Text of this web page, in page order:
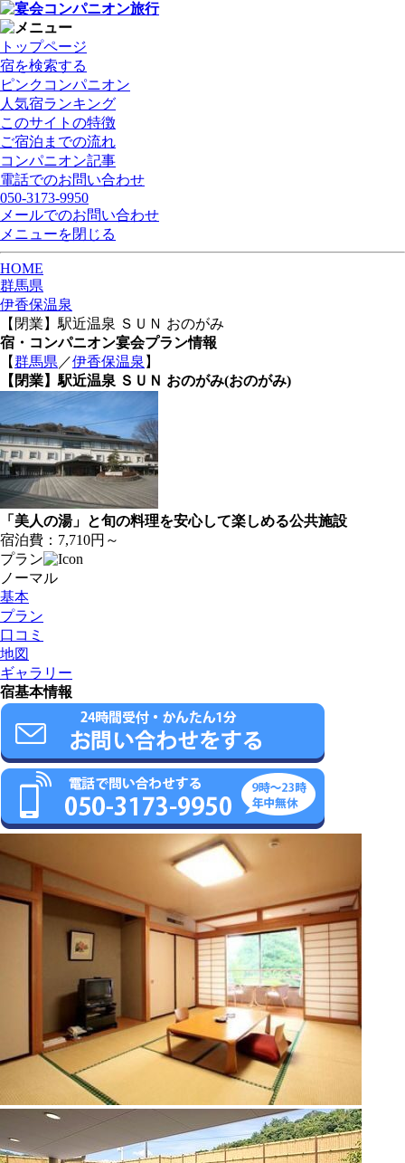
トップページ
宿を検索する
ピンクコンパニオン
人気宿ランキング
このサイトの特徴
ご宿泊までの流れ
コンパニオン記事
電話でのお問い合わせ
050-3173-9950
メールでのお問い合わせ
メニューを閉じる
HOME
群馬県
伊香保温泉
【閉業】駅近温泉 ＳＵＮ おのがみ
宿・コンパニオン宴会プラン情報
【群馬県 ／伊香保温泉 】
【閉業】駅近温泉 ＳＵＮ おのがみ(おのがみ)
「美人の湯」と旬の料理を安心して楽しめる公共施設
宿泊費： 7,710円～
プラン
ノーマル
基本
プラン
口コミ
地図
ギャラリー
宿基本情報